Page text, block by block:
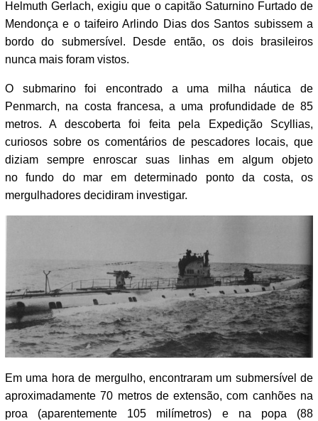
Helmuth Gerlach, exigiu que o capitão Saturnino Furtado de
Mendonça e o taifeiro Arlindo Dias dos Santos subissem a
bordo do submersível. Desde então, os dois brasileiros
nunca mais foram vistos.
O submarino foi encontrado a uma milha náutica de
Penmarch, na costa francesa, a uma profundidade de 85
metros. A descoberta foi feita pela Expedição Scyllias,
curiosos sobre os comentários de pescadores locais, que
diziam sempre enroscar suas linhas em algum objeto
no fundo do mar em determinado ponto da costa, os
mergulhadores decidiram investigar.
Em uma hora de mergulho, encontraram um submersível de
aproximadamente 70 metros de extensão, com canhões na
proa (aparentemente 105 milímetros) e na popa (88